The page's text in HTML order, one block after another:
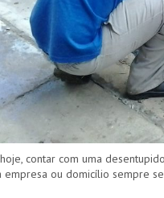
contar com uma
empresa ou domicílio sempre